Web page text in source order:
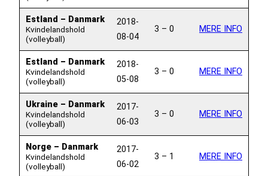
Estland – Danmark
Kvindelandshold
(volleyball)
2018-
08-04
3 – 0 MERE INFO
Estland – Danmark
Kvindelandshold
(volleyball)
2018-
05-08
3 – 0 MERE INFO
Ukraine – Danmark
Kvindelandshold
(volleyball)
2017-
06-03
3 – 0 MERE INFO
Norge – Danmark
Kvindelandshold
(volleyball)
2017-
06-02
3 – 1 MERE INFO